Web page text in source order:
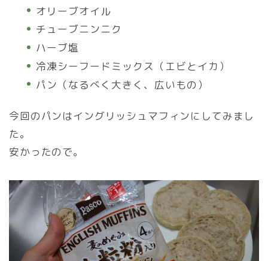
オリーブオイル
チューブニンニク
ハーブ塩
冷凍シーフードミックス（エビとイカ）
パン（なるべく大きく、広いもの）
今回のパンはイングリッシュマフィンにしてみまし
た。
安かったので。